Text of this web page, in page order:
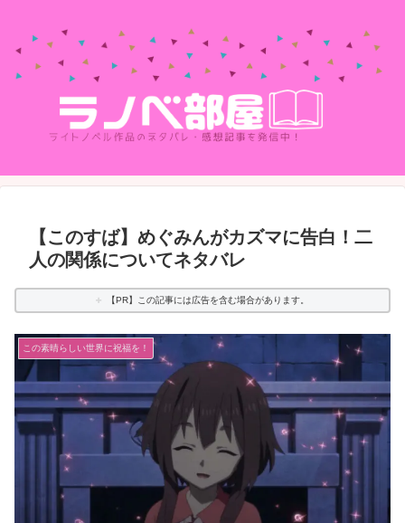
【このすば】めぐみんがカズマに告白！二
人の関係についてネタバレ
【PR】この記事には広告を含む場合があります。
この素晴らしい世界に祝福を！